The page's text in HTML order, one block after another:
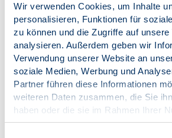
Wir verwenden Cookies, um Inhalte
personalisieren, Funktionen für
zu können und die Zugriffe auf
analysieren. Außerdem geben wir
Verwendung unserer Website an
soziale Medien, Werbung und
Partner führen diese Informationen
weiteren Daten zusammen, die Sie
haben oder die sie im Rahmen Ihrer
gesammelt haben.
kommenden Gesetz die neue
Fachpsychotherapeutenzusätzlich zu den
BerufsbezeichnungenPsychologischer
Kinder- und Jugendlichenpsychotherapeut
Folgende Gesetzesformulierung wird
§ 38c Abs. 3 IKJHG -
RefE